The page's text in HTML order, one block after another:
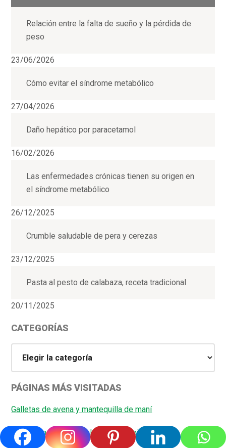
Relación entre la falta de sueño y la pérdida de
peso
23/06/2026
Cómo evitar el síndrome metabólico
27/04/2026
Daño hepático por paracetamol
16/02/2026
Las enfermedades crónicas tienen su origen en
el síndrome metabólico
26/12/2025
Crumble saludable de pera y cerezas
23/12/2025
Pasta al pesto de calabaza, receta tradicional
20/11/2025
CATEGORÍAS
PÁGINAS MÁS VISITADAS
Galletas de avena y mantequilla de maní
Pasta con verduras salteadas y aceite de oliva